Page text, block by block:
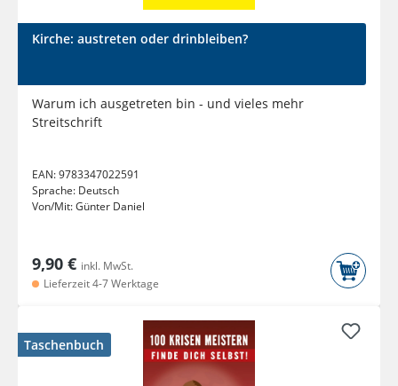
Kirche: austreten oder drinbleiben?
Warum ich ausgetreten bin - und vieles mehr
Streitschrift
EAN:9783347022591
Sprache: Deutsch
Von/Mit:Günter Daniel
9,90 € inkl. MwSt.
Lieferzeit 4-7 Werktage
Taschenbuch